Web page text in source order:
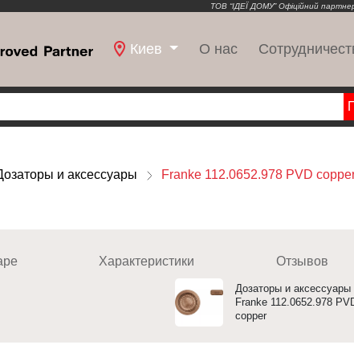
ТОВ “ІДЕЇ ДОМУ” Офіційний
Киев О нас
и аксессуары Franke 112.0652.978 PVD
Характеристики Отзывов
Дозаторы и аксессуары
Franke 112.0652.978
copper